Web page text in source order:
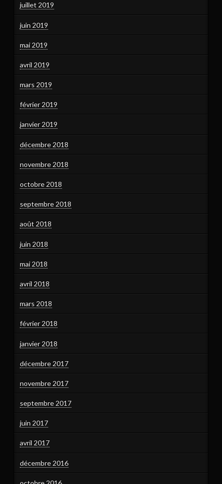
juillet 2019
juin 2019
mai 2019
avril 2019
mars 2019
février 2019
janvier 2019
décembre 2018
novembre 2018
octobre 2018
septembre 2018
août 2018
juin 2018
mai 2018
avril 2018
mars 2018
février 2018
janvier 2018
décembre 2017
novembre 2017
septembre 2017
juin 2017
avril 2017
décembre 2016